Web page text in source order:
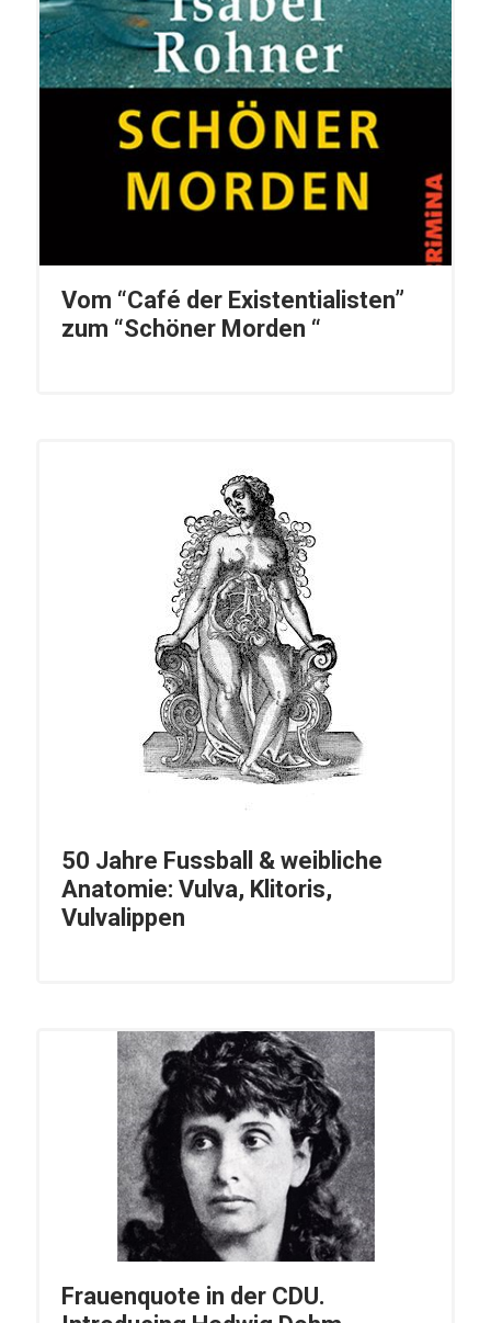
Vom “Café der Existentialisten”
zum “Schöner Morden “
50 Jahre Fussball & weibliche
Anatomie: Vulva, Klitoris,
Vulvalippen
Frauenquote in der CDU.